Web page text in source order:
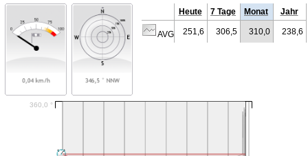
Heute 7 Tage Monat Jahr
AVG (°)251,6 306,5 310,0 238,6